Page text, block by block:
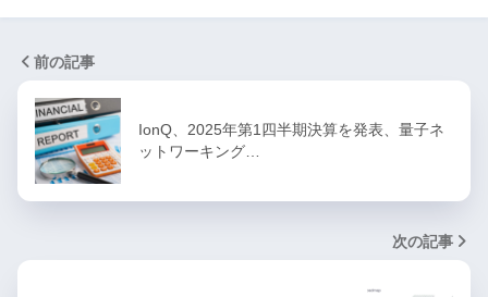
前の記事
IonQ、2025年第1四半期決算を発表、量子ネ
ットワーキング…
次の記事